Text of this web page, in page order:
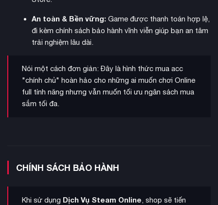
hợp đồng béo bở. Mục tiêu của bạn là xây dựng một đế chế
logistic hùng mạnh, quản lý dòng tiền hiệu quả vàtối đa hóa
lợi nhuậnđể mở rộng quy mô đội xe, biến công ty của bạn
thành thương hiệu vận chuyển hàng đầu Châu Âu.
An toàn & Bền vững:Game được thanh toán hợp lệ,
đi kèm chính sách bảo hành vĩnh viễn giúp bạn an tâm
trải nghiệm lâu dài.
Nói một cách đơn giản: Đây là hình thức mua acc
"chính chủ" hoàn hảo cho những ai muốn chơi Online
full tính năng nhưng vẫn muốn tối ưu ngân sách mua
sắm tối đa.
CHÍNH SÁCH BẢO HÀNH
Khi sử dụng Dịch Vụ Steam Online, shop sẽ tiến